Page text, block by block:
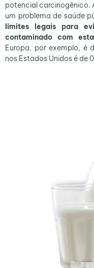
potencial carcinogênico.
um problema de saúde
limites legais para
contaminado com
Europa, por exemplo, é
nos Estados Unidos é de